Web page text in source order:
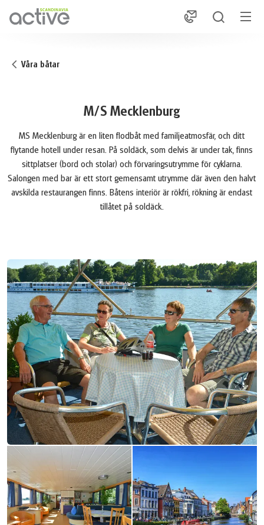
1
Våra båtar
M/S Mecklenburg
MS Mecklenburg är en liten flodbåt med familjeatmosfär, och ditt
flytande hotell under resan. På soldäck, som delvis är under tak, finns
sittplatser (bord och stolar) och förvaringsutrymme för cyklarna.
Salongen med bar är ett stort gemensamt utrymme där även den halvt
avskilda restaurangen finns. Båtens interiör är rökfri, rökning är endast
tillåtet på soldäck.